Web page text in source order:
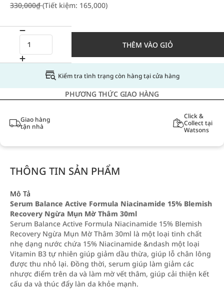
330,000₫(Tiết kiệm: 165,000)
THÊM VÀO GIỎ
Kiểm tra tình trạng còn hàng tại cửa hàng
PHƯƠNG THỨC GIAO HÀNG
Giao hàng
tận nhà
Click &
Collect tại
Watsons
THÔNG TIN SẢN PHẨM
Mô Tả
Serum Balance Active Formula Niacinamide 15% Blemish
Recovery Ngừa Mụn Mờ Thâm 30ml
Serum Balance Active Formula Niacinamide 15% Blemish
Recovery Ngừa Mụn Mờ Thâm 30ml là một loại tinh chất
nhẹ dạng nước chứa 15% Niacinamide &ndash một loại
Vitamin B3 tự nhiên giúp giảm dầu thừa, giúp lỗ chân lông
được thu nhỏ lại. Đồng thời, serum giúp làm giảm các
nhược điểm trên da và làm mờ vết thâm, giúp cải thiện kết
cấu da và thúc đẩy làn da khỏe mạnh.